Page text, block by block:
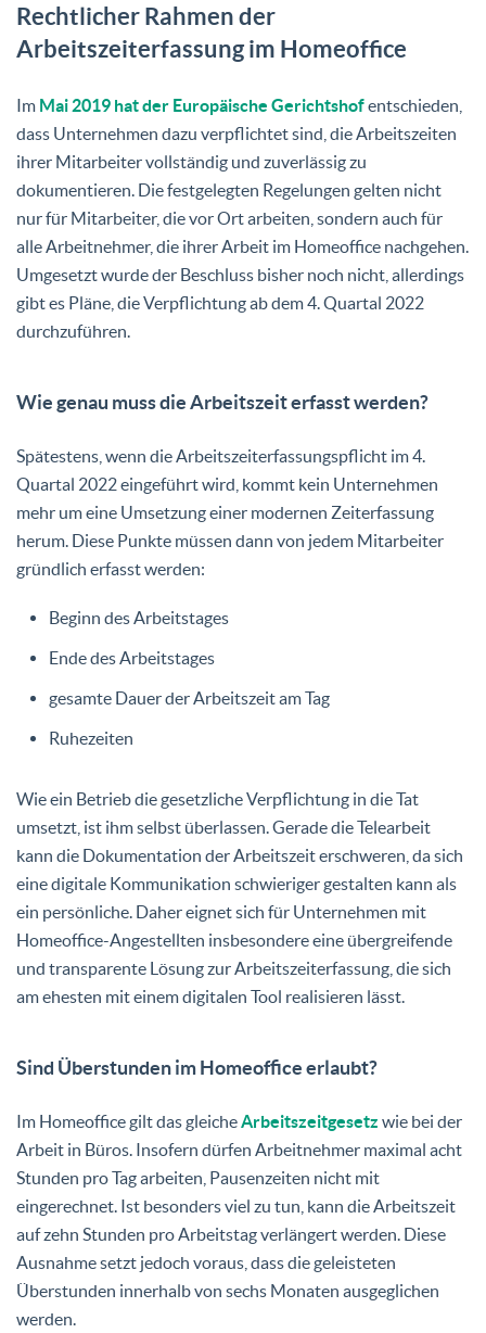
Rechtlicher Rahmen der
Arbeitszeiterfassung im Homeoffice
Im Mai 2019 hat der Europäische Gerichtshofentschieden,
dass Unternehmen dazu verpflichtet sind, die Arbeitszeiten
ihrer Mitarbeiter vollständig und zuverlässig zu
dokumentieren. Die festgelegten Regelungen gelten nicht
nur für Mitarbeiter, die vor Ort arbeiten, sondern auch für
alle Arbeitnehmer, die ihrer Arbeit im Homeoffice nachgehen.
Umgesetzt wurde der Beschluss bisher noch nicht, allerdings
gibt es Pläne, die Verpflichtung ab dem 4. Quartal 2022
durchzuführen.
Wie genau muss die Arbeitszeit erfasst werden?
Spätestens, wenn die Arbeitszeiterfassungspflicht im 4.
Quartal 2022 eingeführt wird, kommt kein Unternehmen
mehr um eine Umsetzung einer modernen Zeiterfassung
herum. Diese Punkte müssen dann von jedem Mitarbeiter
gründlich erfasst werden:
Beginn des Arbeitstages
Ende des Arbeitstages
gesamte Dauer der Arbeitszeit am Tag
Ruhezeiten
Wie ein Betrieb die gesetzliche Verpflichtung in die Tat
umsetzt, ist ihm selbst überlassen. Gerade die Telearbeit
kann die Dokumentation der Arbeitszeit erschweren, da sich
eine digitale Kommunikation schwieriger gestalten kann als
ein persönliche. Daher eignet sich für Unternehmen mit
Homeoffice-Angestellten insbesondere eine übergreifende
und transparente Lösung zur Arbeitszeiterfassung, die sich
am ehesten mit einem digitalen Tool realisieren lässt.
Sind Überstunden im Homeoffice erlaubt?
Im Homeoffice gilt das gleicheArbeitszeitgesetz wie bei der
Arbeit in Büros. Insofern dürfen Arbeitnehmer maximal acht
Stunden pro Tag arbeiten, Pausenzeiten nicht mit
eingerechnet. Ist besonders viel zu tun, kann die Arbeitszeit
auf zehn Stunden pro Arbeitstag verlängert werden. Diese
Ausnahme setzt jedoch voraus, dass die geleisteten
Überstunden innerhalb von sechs Monaten ausgeglichen
werden.